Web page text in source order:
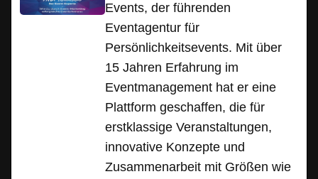
Events, der führenden
Eventagentur für
Persönlichkeitsevents. Mit über
15 Jahren Erfahrung im
Eventmanagement hat er eine
Plattform geschaffen, die für
erstklassige Veranstaltungen,
innovative Konzepte und
Zusammenarbeit mit Größen wie